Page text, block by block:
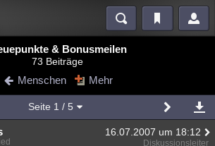
Blogs
Mystery Kriminalfälle
& Bonusmeilen
73 Beiträge
Menschen Mehr
Seite 1 / 5
16.07.2007 um 18:12
Diskussionsleiter